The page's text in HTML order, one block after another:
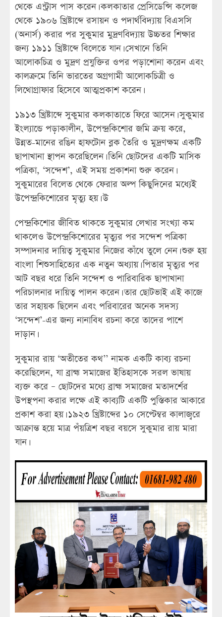
থেকে এন্ট্রাস পাস করেন। কলকাতার প্রেসিডেন্সি কলেজ
থেকে ১৯০৬ খ্রিষ্টাব্দে রসায়ন ও পদার্থবিদ্যায় বিএসসি
(অনার্স) করার পর সুকুমার মুদ্রণবিদ্যায় উচ্চতর শিক্ষার
জন্য ১৯১১ খ্রিষ্টাব্দে বিলেতে যান। সেখানে তিনি
আলোকচিত্র ও মুদ্রণ প্রযুক্তির ওপর পড়াশোনা করেন এবং
কালক্রমে তিনি ভারতের অগ্রগামী আলোকচিত্রী ও
লিথোগ্রাফার হিসেবে আত্মপ্রকাশ করেন।
১৯১৩ খ্রিষ্টাব্দে সুকুমার কলকাতাতে ফিরে আসেন। সুকুমার
ইংল্যান্ডে পড়াকালীন, উপেন্দ্রকিশোর জমি ক্রয় করে,
উন্নত-মানের রঙিন হাফটোন ব্লক তৈরি ও মুদ্রণক্ষম একটি
ছাপাখানা স্থাপন করেছিলেন। তিনি ছোটদের একটি মাসিক
পত্রিকা, ‘সন্দেশ’, এই সময় প্রকাশনা শুরু করেন।
সুকুমারের বিলেত থেকে ফেরার অল্প কিছুদিনের মধ্যেই
উপেন্দ্রকিশোরের মৃত্যু হয়। উ
পেন্দ্রকিশোর জীবিত থাকতে সুকুমার লেখার সংখ্যা কম
থাকলেও উপেন্দ্রকিশোরের মৃত্যুর পর সন্দেশ পত্রিকা
সম্পাদনার দায়িত্ব সুকুমার নিজের কাঁধে তুলে নেন। শুরু হয়
বাংলা শিশুসাহিত্যের এক নতুন অধ্যায়। পিতার মৃত্যুর পর
আট বছর ধরে তিনি সন্দেশ ও পারিবারিক ছাপাখানা
পরিচালনার দায়িত্ব পালন করেন। তার ছোটভাই এই কাজে
তার সহায়ক ছিলেন এবং পরিবারের অনেক সদস্য
‘সন্দেশ’-এর জন্য নানাবিধ রচনা করে তাদের পাশে
দাড়ান।
সুকুমার রায় ‘অতীতের কথ’’ নামক একটি কাব্য রচনা
করেছিলেন, যা ব্রাহ্ম সমাজের ইতিহাসকে সরল ভাষায়
ব্যক্ত করে – ছোটদের মধ্যে ব্রাহ্ম সমাজের মতাদর্শের
উপস্থপনা করার লক্ষে এই কাব্যটি একটি পুস্তিকার আকারে
প্রকাশ করা হয়। ১৯২৩ খ্রিষ্টাব্দের ১০ সেপ্টেম্বর কালাজ্বরে
আক্রান্ত হয়ে মাত্র পঁয়ত্রিশ বছর বয়সে সুকুমার রায় মারা
যান।